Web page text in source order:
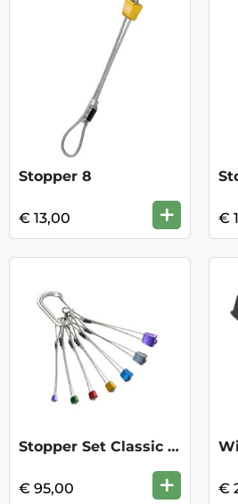
Stopper 8
€ 13,00 + €
Stopper Set Classic 5 - 11
€ 95,00 + €